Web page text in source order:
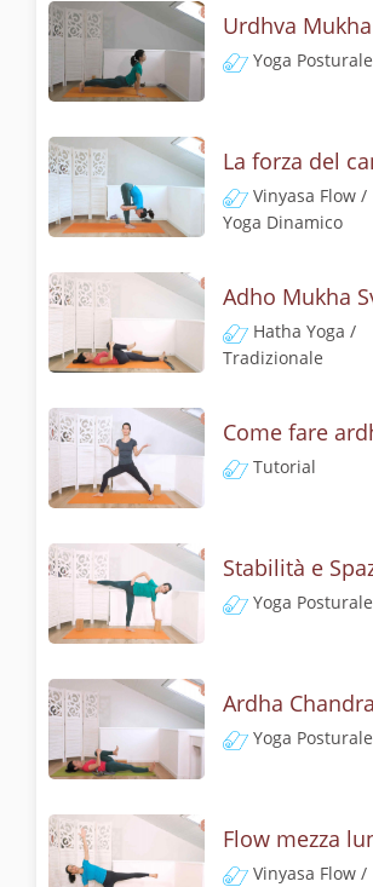
Yoga Posturale
Vinyasa Flow /
Yoga Dinamico
Hatha Yoga /
Tradizionale
Tutorial
Yoga Posturale
Yoga Posturale
Vinyasa Flow /